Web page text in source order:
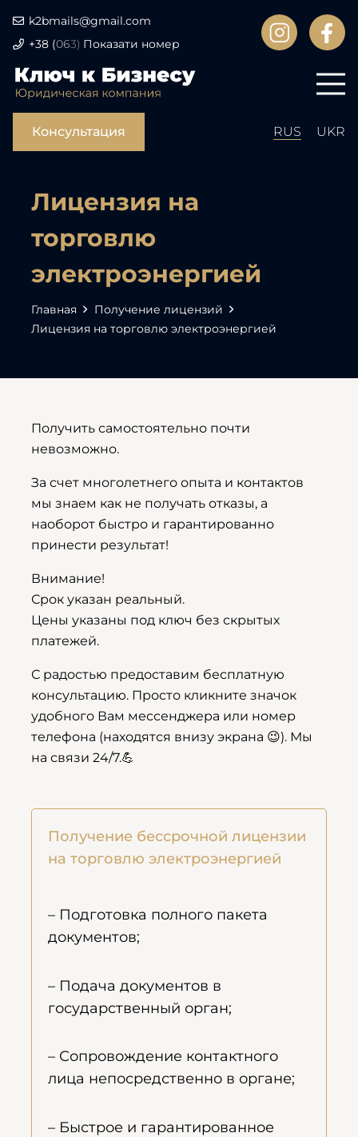
k2bmails@gmail.com
+38(063) Показати номер
Консультация RUS UKR
Лицензия на
торговлю
электроэнергией
Главная
Получение лицензий
Лицензия на торговлю электроэнергией
Получить самостоятельно почти
невозможно.
За счет многолетнего опыта и контактов
мы знаем как не получать отказы, а
наоборот быстро и гарантированно
принести результат!
Внимание!
Срок указан реальный.
Цены указаны под ключ без скрытых
платежей.
С радостью предоставим бесплатную
консультацию. Просто кликните значок
удобного Вам мессенджера или номер
телефона (находятся внизу экрана 😉). Мы
на связи 24/7.💪
Получение бессрочной лицензии
на торговлю электроэнергией
– Подготовка полного пакета
документов;
– Подача документов в
государственный орган;
– Сопровождение контактного
лица непосредственно в органе;
– Быстрое и гарантированное